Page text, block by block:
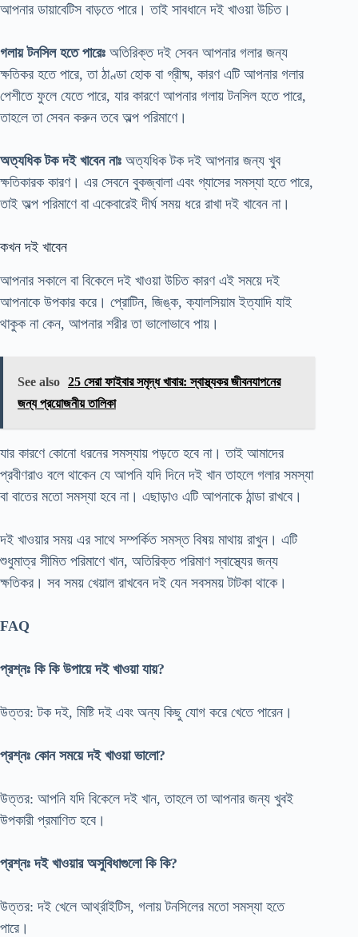
আপনার ডায়াবেটিস বাড়তে পারে। তাই সাবধানে দই খাওয়া উচিত।
গলায় টনসিল হতে পারেঃ অতিরিক্ত দই সেবন আপনার গলার জন্য
ক্ষতিকর হতে পারে, তা ঠাণ্ডা হোক বা গ্রীষ্ম, কারণ এটি আপনার গলার
পেশীতে ফুলে যেতে পারে, যার কারণে আপনার গলায় টনসিল হতে পারে,
তাহলে তা সেবন করুন তবে অল্প পরিমাণে।
অত্যধিক টক দই খাবেন নাঃ অত্যধিক টক দই আপনার জন্য খুব
ক্ষতিকারক কারণ। এর সেবনে বুকজ্বালা এবং গ্যাসের সমস্যা হতে পারে,
তাই অল্প পরিমাণে বা একেবারেই দীর্ঘ সময় ধরে রাখা দই খাবেন না।
কখন দই খাবেন
আপনার সকালে বা বিকেলে দই খাওয়া উচিত কারণ এই সময়ে দই
আপনাকে উপকার করে। প্রোটিন, জিঙ্ক, ক্যালসিয়াম ইত্যাদি যাই
থাকুক না কেন, আপনার শরীর তা ভালোভাবে পায়।
See also 25 সেরা ফাইবার সমৃদ্ধ খাবার: স্বাস্থ্যকর জীবনযাপনের
জন্য প্রয়োজনীয় তালিকা
যার কারণে কোনো ধরনের সমস্যায় পড়তে হবে না। তাই আমাদের
প্রবীণরাও বলে থাকেন যে আপনি যদি দিনে দই খান তাহলে গলার সমস্যা
বা বাতের মতো সমস্যা হবে না। এছাড়াও এটি আপনাকে ঠান্ডা রাখবে।
দই খাওয়ার সময় এর সাথে সম্পর্কিত সমস্ত বিষয় মাথায় রাখুন। এটি
শুধুমাত্র সীমিত পরিমাণে খান, অতিরিক্ত পরিমাণ স্বাস্থ্যের জন্য
ক্ষতিকর। সব সময় খেয়াল রাখবেন দই যেন সবসময় টাটকা থাকে।
FAQ
প্রশ্নঃ কি কি উপায়ে দই খাওয়া যায়?
উত্তর: টক দই, মিষ্টি দই এবং অন্য কিছু যোগ করে খেতে পারেন।
প্রশ্নঃ কোন সময়ে দই খাওয়া ভালো?
উত্তর: আপনি যদি বিকেলে দই খান, তাহলে তা আপনার জন্য খুবই
উপকারী প্রমাণিত হবে।
প্রশ্নঃ দই খাওয়ার অসুবিধাগুলো কি কি?
উত্তর: দই খেলে আর্থ্রাইটিস, গলায় টনসিলের মতো সমস্যা হতে
পারে।